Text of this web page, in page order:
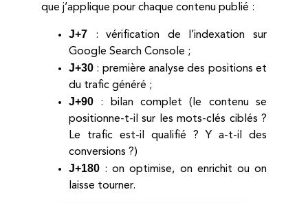
que j’applique pour chaque contenu publié :
J+7 : vérification de l’indexation sur
Google Search Console ;
J+30 : première analyse des positions et
du trafic généré ;
J+90 : bilan complet (le contenu se
positionne-t-il sur les mots-clés ciblés ?
Le trafic est-il qualifié ? Y a-t-il des
conversions ?)
J+180 : on optimise, on enrichit ou on
laisse tourner.